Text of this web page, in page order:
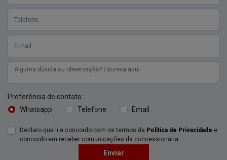
Preferência de contato:
Whatsapp
Telefone Email
Declaro que li e concordo com os termos da Política de Privacidade e
concordo em receber comunicações da concessionária.
Enviar